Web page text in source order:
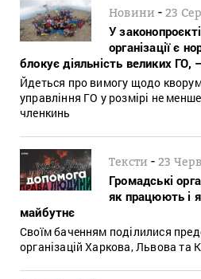
Новини -23
У
організації є
блокує діяльність великих ГО,
Йдеться про вимогу щодо
управління ГО у розмірі не
членкинь
Тексти -23
Громадські
як працюють і
майбутнє
Своїм баченням поділилися
організацій Харкова, Львова та